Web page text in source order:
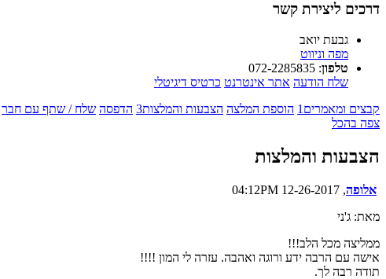
דרכים ליצירת קשר
גבעת יואב
מפה וניווט
טלפון:
072-2285835
שלח הודעה אתר אינטרנט כרטיס דיגיטלי
קבצים ומאמרים 1 הוספת המלצה הצבעות והמלצות3 הדפסה שלח / שתף עם חבר
צפה בהכל
הצבעות והמלצות
אלופה, 12-26-2017 04:12PM
מאת: ג'ני
ממליצה מכל הלב!!!
אישה עם הרבה ידע ורוגה ואהבה. עזרה לי המון !!!!
תודה רבה לך.